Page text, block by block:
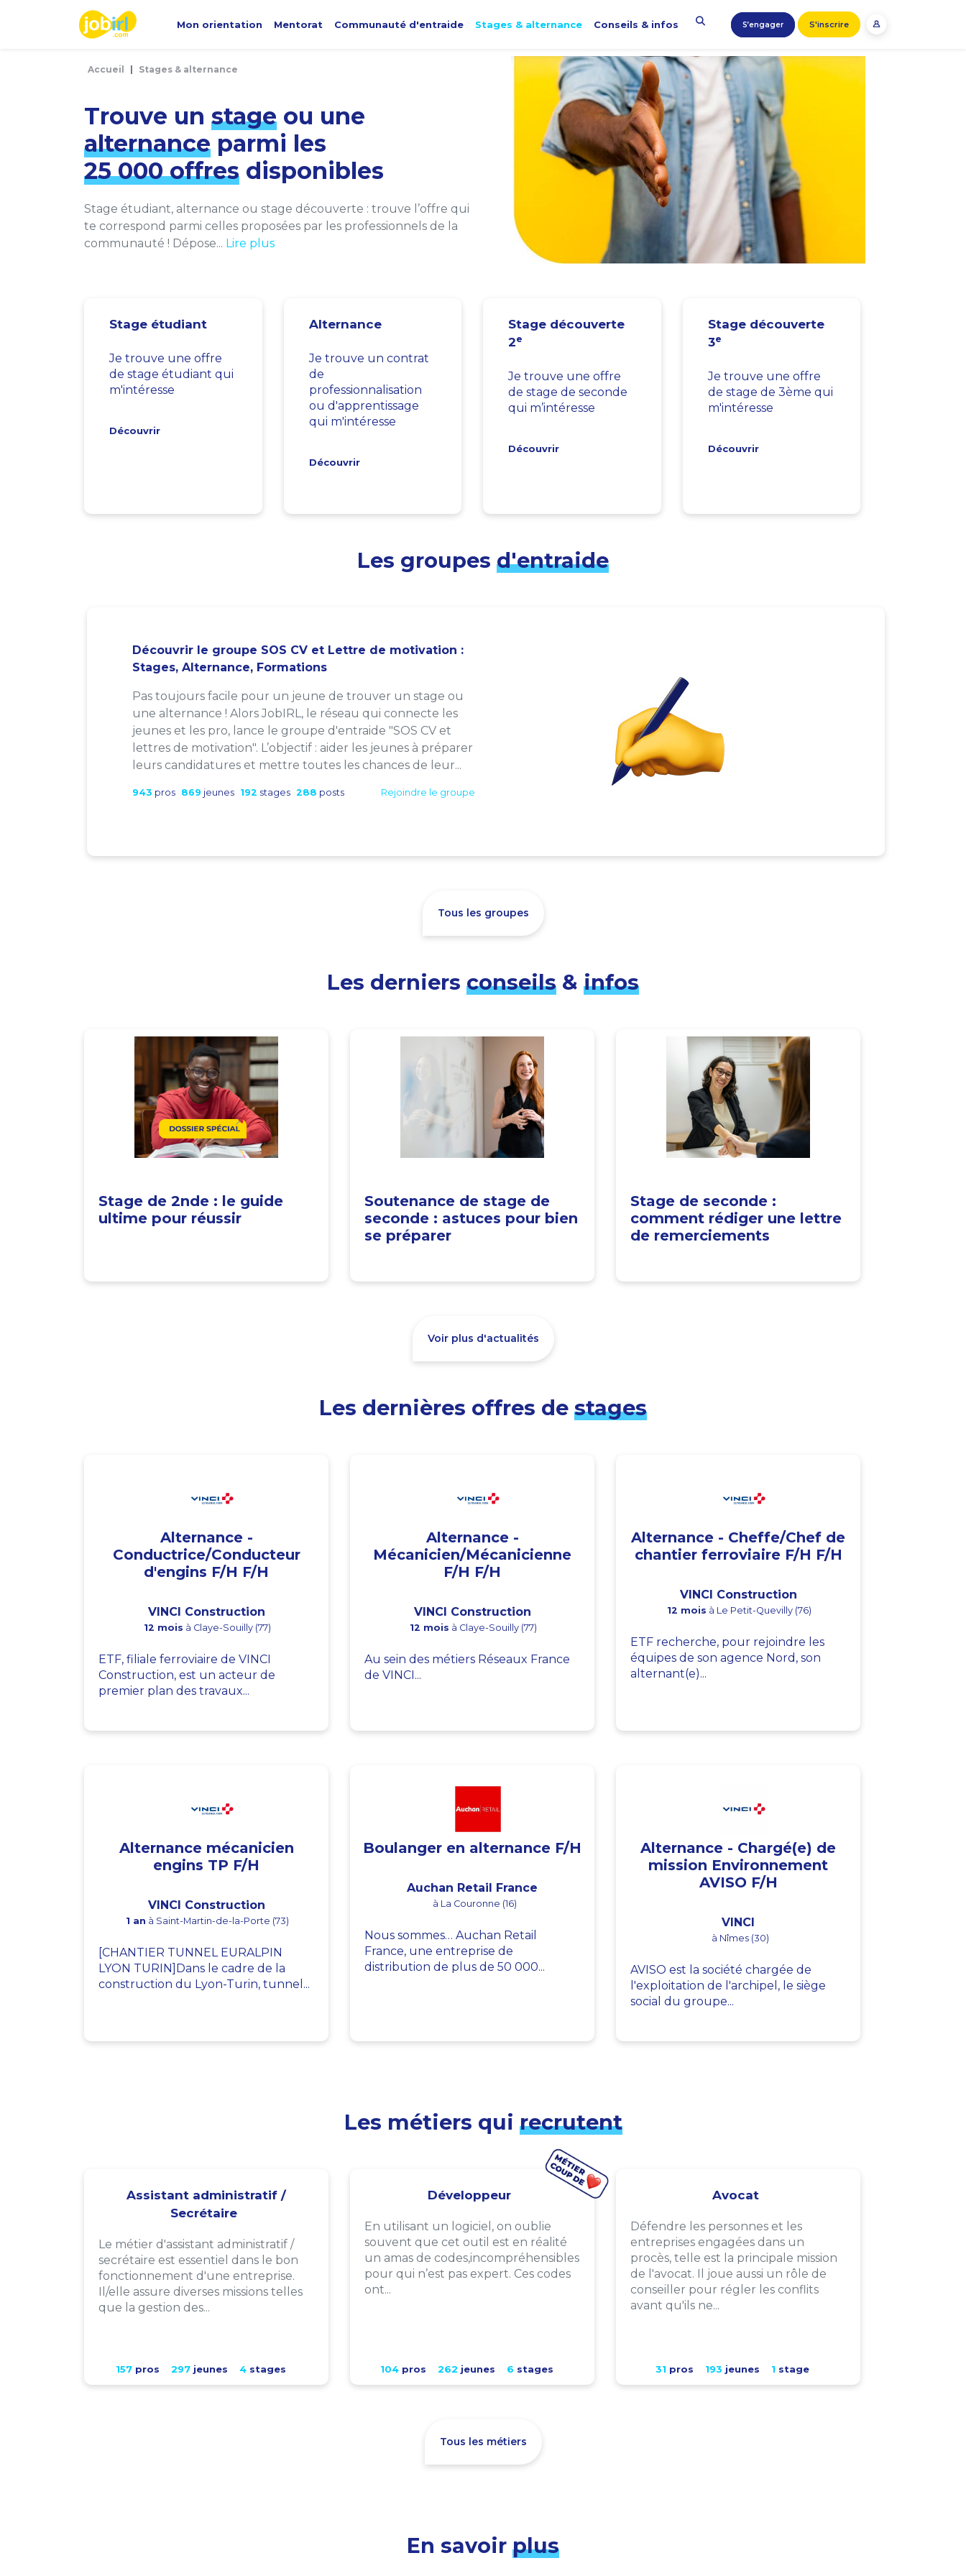
Mon orientation Mentorat Communauté d'entraide Stages & alternance Conseils & infos S’engager S'inscrire
Accueil Stages & alternance
Trouve un stage ou une
alternance parmi les
25 000 offres disponibles
Stage étudiant, alternance ou stage découverte : trouve l’offre qui
te correspond parmi celles proposées par les professionnels de la
communauté ! Dépose... Lire plus
Stage étudiant
Je trouve une offre
de stage étudiant qui
m'intéresse
Découvrir
Alternance
Je trouve un contrat
de
professionnalisation
ou d'apprentissage
qui m'intéresse
Découvrir
Stage découverte
2e
Je trouve une offre
de stage de seconde
qui m’intéresse
Découvrir
Stage découverte
3e
Je trouve une offre
de stage de 3ème qui
m'intéresse
Découvrir
Les groupes d'entraide
Découvrir le groupe SOS CV et Lettre de motivation :
Stages, Alternance, Formations
Pas toujours facile pour un jeune de trouver un stage ou
une alternance ! Alors JobIRL, le réseau qui connecte les
jeunes et les pro, lance le groupe d'entraide "SOS CV et
lettres de motivation". L’objectif : aider les jeunes à préparer
leurs candidatures et mettre toutes les chances de leur...
943 pros 869 jeunes 192 stages 288 posts Rejoindre le groupe
Tous les groupes
Les derniers conseils & infos
Stage de 2nde : le guide
ultime pour réussir
Soutenance de stage de
seconde : astuces pour bien
se préparer
Stage de seconde :
comment rédiger une lettre
de remerciements
Voir plus d'actualités
Les dernières offres de stages
Alternance -
Conductrice/Conducteur
d'engins F/H F/H
VINCI Construction
12 mois à Claye-Souilly (77)
ETF, filiale ferroviaire de VINCI
Construction, est un acteur de
premier plan des travaux...
Alternance -
Mécanicien/Mécanicienne
F/H F/H
VINCI Construction
12 mois à Claye-Souilly (77)
Au sein des métiers Réseaux France
de VINCI...
Alternance - Cheffe/Chef de
chantier ferroviaire F/H F/H
VINCI Construction
12 mois à Le Petit-Quevilly (76)
ETF recherche, pour rejoindre les
équipes de son agence Nord, son
alternant(e)...
Alternance mécanicien
engins TP F/H
VINCI Construction
1 an à Saint-Martin-de-la-Porte (73)
[CHANTIER TUNNEL EURALPIN
LYON TURIN]Dans le cadre de la
construction du Lyon-Turin, tunnel...
Boulanger en alternance F/H
Auchan Retail France
à La Couronne (16)
Nous sommes… Auchan Retail
France, une entreprise de
distribution de plus de 50 000...
Alternance - Chargé(e) de
mission Environnement
AVISO F/H
VINCI
à Nîmes (30)
AVISO est la société chargée de
l'exploitation de l'archipel, le siège
social du groupe...
Les métiers qui recrutent
Assistant administratif /
Secrétaire
Le métier d'assistant administratif /
secrétaire est essentiel dans le bon
fonctionnement d'une entreprise.
Il/elle assure diverses missions telles
que la gestion des...
157pros 297jeunes 4stages
Développeur
En utilisant un logiciel, on oublie
souvent que cet outil est en réalité
un amas de codes,incompréhensibles
pour qui n’est pas expert. Ces codes
ont...
104pros 262 jeunes 6 stages
Avocat
Défendre les personnes et les
entreprises engagées dans un
procès, telle est la principale mission
de l'avocat. Il joue aussi un rôle de
conseiller pour régler les conflits
avant qu'ils ne...
31 pros 193 jeunes 1 stage
Tous les métiers
En savoir plus
Panneau de gestion des cookies